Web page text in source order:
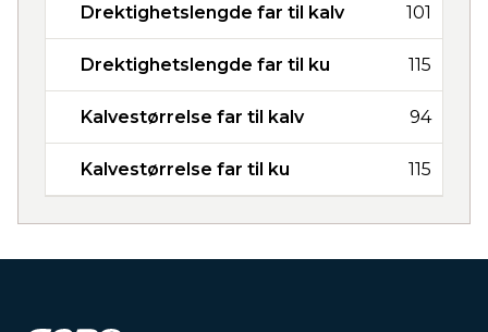
Drektighetslengde far til kalv 101
Drektighetslengde far til ku 115
Kalvestørrelse far til kalv 94
Kalvestørrelse far til ku 115